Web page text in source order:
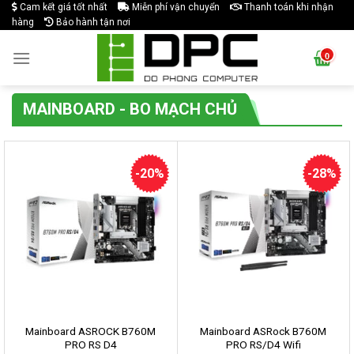
Skip
to
Cam kết giá tốt nhất Miễn phí vận chuyển
Thanh toán khi nhận
hàng
Bảo hành tận nơi
MAINBOARD - BO MẠCH CHỦ
-20%
Mainboard ASROCK B760M
PRO RS D4
-28%
Mainboard ASRock B760M
PRO RS/D4 Wifi